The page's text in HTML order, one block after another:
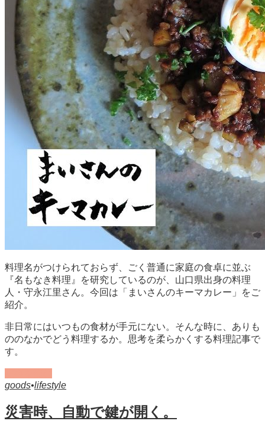
料理名がつけられておらず、ごく普通に家庭の食卓に並ぶ
『名もなき料理』を研究しているのが、山口県出身の料理
人・守永江里さん。今回は「まいさんのキーマカレー」をご
紹介。
非日常にはいつもの食材が手元にない。そんな時に、ありも
ののなかでどう料理するか。思考を柔らかくする料理記事で
す。
goods•lifestyle
災害時、自動で鍵が開く。